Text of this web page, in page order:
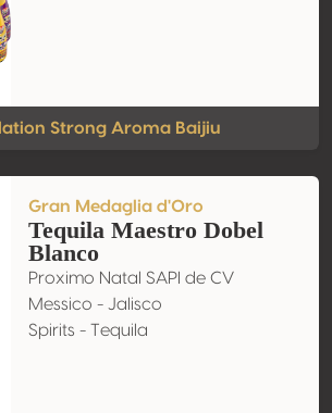
Strong Aroma Baijiu
Gran Medaglia d'Oro
Tequila Maestro Dobel
Blanco
Proximo Natal SAPI de CV
Messico - Jalisco
Spirits - Tequila